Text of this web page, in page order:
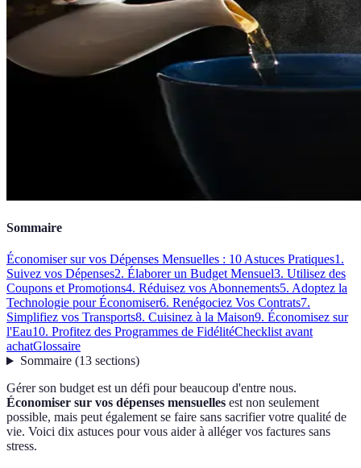
Sommaire
Économiser sur vos Dépenses Mensuelles : 10 Astuces Pratiques1.
Suivez vos Dépenses2. Élaborer un Budget Mensuel3. Utilisez des
Coupons et Promotions4. Réduisez vos Abonnements5. Adoptez la
Technologie pour Économiser6. Renégociez Vos Contrats7.
Simplifiez vos Transports8. Cuisinez à la Maison9. Économisez sur
l'Eau10. Profitez des Programmes de FidélitéChecklist avant
achatGlossaire
Sommaire(13 sections)
Gérer son budget est un défi pour beaucoup d'entre nous.
Économiser sur vos dépenses mensuelles est non seulement
possible, mais peut également se faire sans sacrifier votre qualité de
vie. Voici dix astuces pour vous aider à alléger vos factures sans
stress.